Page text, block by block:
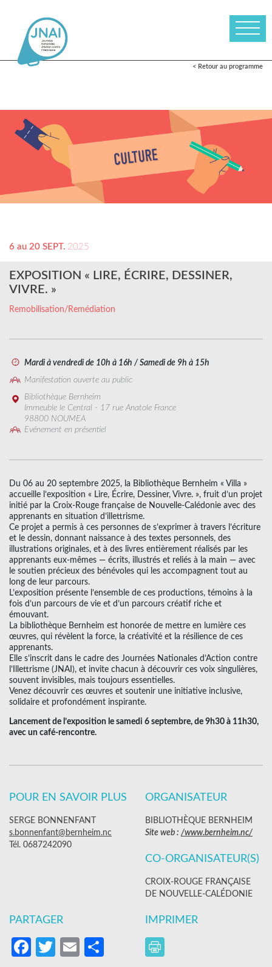
< Retour au programme
6 au 20 SEPT. 2025
EXPOSITION « LIRE, ÉCRIRE, DESSINER,
VIVRE. »
Remobilisation/Remédiation
Mardi à vendredi de 10h à 16h / Samedi de 9h à 15h
Manifestation ouverte au public
Bibliothèque Bernheim
Immeuble le Central - 17 rue Anatole France
98800 NOUMEA
Evénement en présentiel
Du 06 au 20 septembre 2025, la Bibliothèque Bernheim « Villa »
accueille l’exposition « Lire, Écrire, Dessiner, Vivre. », fruit d’un projet
initié par la Croix-Rouge française de Nouvelle-Calédonie avec des
apprenants en situation d’illettrisme.
Ce projet a permis à ces personnes de s’exprimer à travers l’écriture
et le dessin, donnant naissance à des textes personnels, des
illustrations originales, et à des livres entièrement réalisés par les
apprenants eux-mêmes — écrits, illustrés et reliés à la main — avec
le soutien précieux des bénévoles qui les accompagnent tout au
long de leur parcours.
L’exposition présente l’ensemble de ces productions, témoins à la
fois d’un parcours de vie et d’un parcours créatif riche et
émouvant.
La bibliothèque Bernheim est honorée de mettre en lumière ces
œuvres, qui révèlent la force, la créativité et la résilience de ces
apprenants.
Elle s’inscrit dans le cadre des Journées Nationales d’Action contre
l’Illettrisme (JNAI), et invite chacun à découvrir ces voix singulières,
souvent invisibles, mais toujours essentielles.
Venez découvrir ces œuvres et soutenir une initiative inclusive,
solidaire et profondément inspirante.
Lancement de l’exposition le samedi 6 septembre, de 9h30 à 11h30,
avec un café-rencontre.
POUR EN SAVOIR PLUS
SERGE BONNENFANT
s.bonnenfant@bernheim.nc
Tél. 0687242090
ORGANISATEUR
BIBLIOTHÈQUE BERNHEIM
Site web : /www.bernheim.nc/
CO-ORGANISATEUR(S)
CROIX-ROUGE FRANÇAISE
DE NOUVELLE-CALÉDONIE
PARTAGER
Facebook
Twitter
EmailPartager
IMPRIMER